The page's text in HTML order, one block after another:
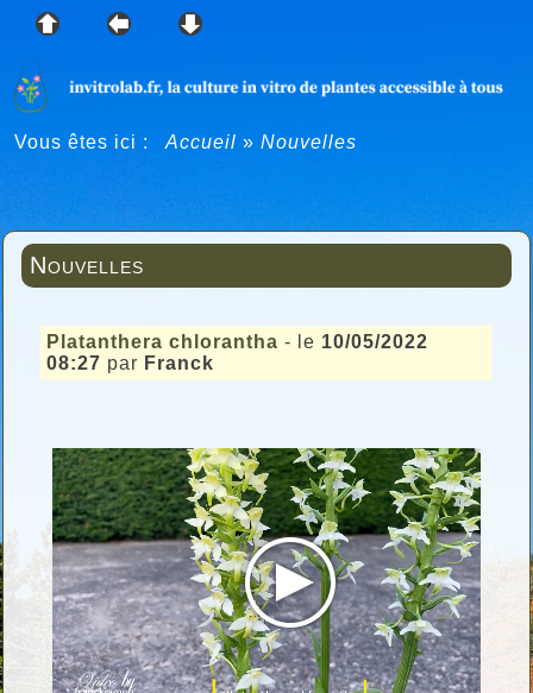
Vous êtes ici : Accueil » Nouvelles
Nouvelles
Platanthera chlorantha - le 10/05/2022
08:27 par Franck